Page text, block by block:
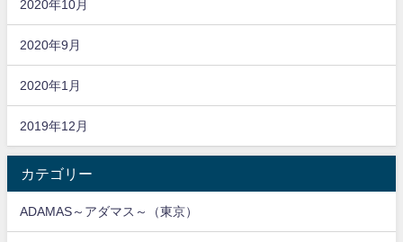
2020年10月
2020年9月
2020年1月
2019年12月
カテゴリー
ADAMAS～アダマス～（東京）